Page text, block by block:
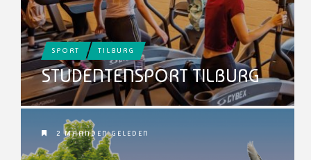
SPORT TILBURG
STUDENTENSPORT TILBURG
2 MAANDEN GELEDEN